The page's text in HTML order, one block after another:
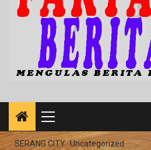
Primary
Menu
SERANG CITY Uncategorized